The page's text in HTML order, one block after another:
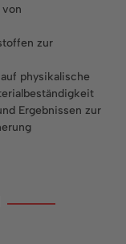
zur
physikalische
Ergebnissen zur